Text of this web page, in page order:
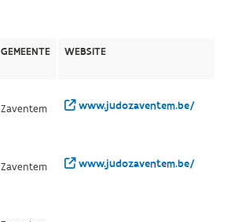
GEMEENTE WEBSITE
Zaventem www.judozaventem.be/
Zaventem www.judozaventem.be/